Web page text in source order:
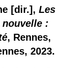
[dir.], Les
nouvelle :
, Rennes,
2023.